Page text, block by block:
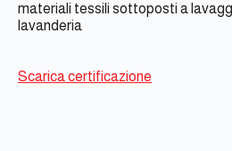
materiali tessili sottoposti a
lavanderia
Scarica certificazione